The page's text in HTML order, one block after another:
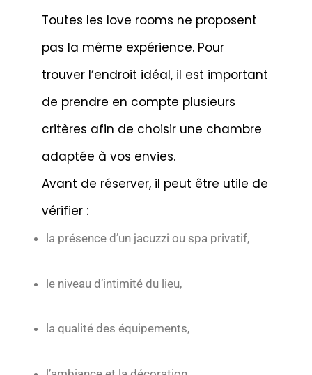
Toutes les love rooms ne proposent
pas la même expérience. Pour
trouver l’endroit idéal, il est important
de prendre en compte plusieurs
critères afin de choisir une chambre
adaptée à vos envies.
Avant de réserver, il peut être utile de
vérifier :
la présence d’un jacuzzi ou spa privatif,
le niveau d’intimité du lieu,
la qualité des équipements,